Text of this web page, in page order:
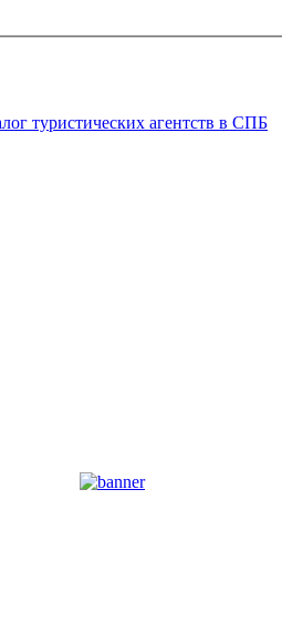
туристических агентств в СПБ